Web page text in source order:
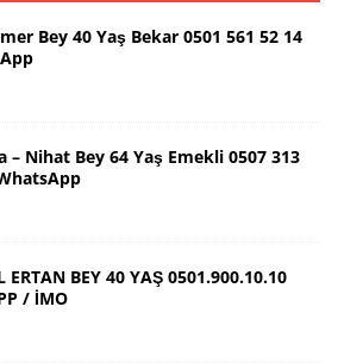
Bey 40 Yaş Bekar 0501 561 52 14
– Nihat Bey 64 Yaş Emekli 0507 313
ERTAN BEY 40 YAŞ 0501.900.10.10
/ İMO